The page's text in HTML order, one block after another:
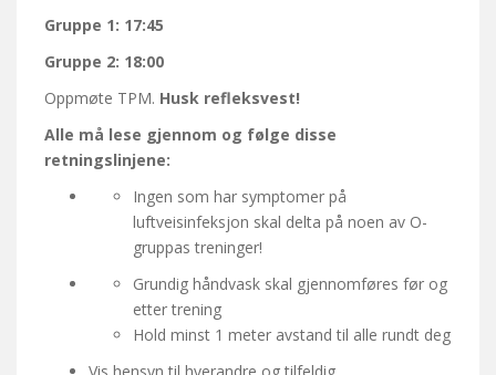
Gruppe 1: 17:45
Gruppe 2: 18:00
Oppmøte TPM. Husk refleksvest!
Alle må lese gjennom og følge disse
retningslinjene:
Ingen som har symptomer på
luftveisinfeksjon skal delta på noen av O-
gruppas treninger!
Grundig håndvask skal gjennomføres før og
etter trening
Hold minst 1 meter avstand til alle rundt deg
Vis hensyn til hverandre og tilfeldig